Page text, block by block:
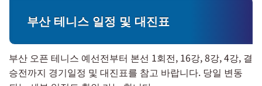
부산 테니스 일정 및 대진표
부산 오픈 테니스 예선전부터 본선 1회전, 16강, 8강, 4강, 결
승전까지 경기일정 및 대진표를 참고 바랍니다. 당일 변동